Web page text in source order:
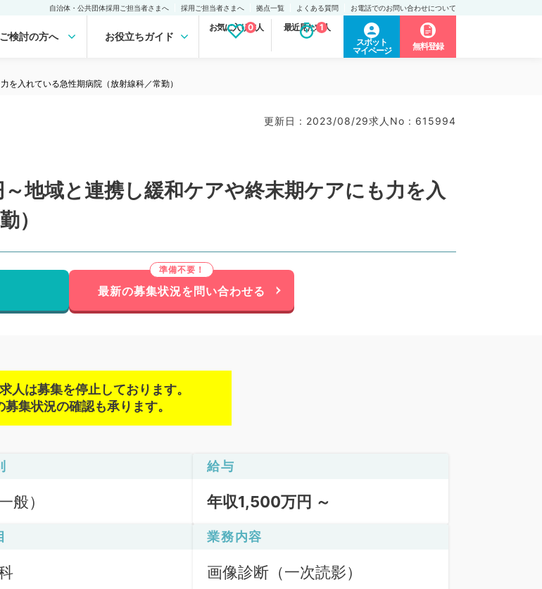
自治体・公共団体採用ご担当者さまへ 採用ご担当者さまへ 拠点一覧 よくある質問 お電話でのお問い合わせについて
検討の方へ お役立ちガイド
お気に入り求人
0 最近見た求人
1
スポット
マイページ
無料登録
を入れている急性期病院（放射線科／常勤）
更新日 : 2023/08/29求人No : 615994
地域と連携し緩和ケアや終末期ケアにも力を入
）
最新の募集状況を問い合わせる
人は募集を停止しております。
募集状況の確認も承ります。
般）
給与
年収1,500万円 ～
業務内容
画像診断（一次読影）